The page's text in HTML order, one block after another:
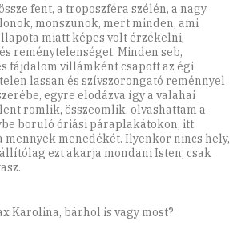
fent, a troposzféra szélén, a nagy
monszunok, mert minden, ami
miatt képes volt érzékelni,
reménytelenséget. Minden seb,
fájdalom villámként csapott az égi
lassan és szívszorongató reménnyel
egyre elodázva így a valahai
romlik, összeomlik, olvashattam a
boruló óriási páraplakátokon, itt
mennyek menedékét. Ilyenkor nincs hely,
ezt akarja mondani Isten, csak
Karolina, bárhol is vagy most?